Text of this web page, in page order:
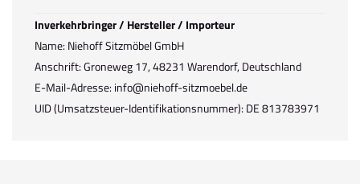
Inverkehrbringer / Hersteller / Importeur
Name: Niehoff Sitzmöbel GmbH
Anschrift: Groneweg 17, 48231 Warendorf, Deutschland
E-Mail-Adresse: info@niehoff-sitzmoebel.de
UID (Umsatzsteuer-Identifikationsnummer): DE 813783971